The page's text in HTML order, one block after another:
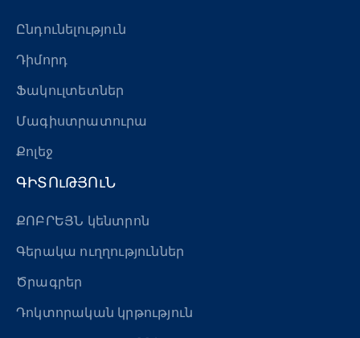
Ընդունելություն
Դիմորդ
Ֆակուլտետներ
Մագիստրատուրա
Քոլեջ
ԳԻՏՈւԹՅՈւՆ
ՔՈԲՐԵՅՆ կենտրոն
Գերակա ուղղություններ
Ծրագրեր
Դոկտորական կրթություն